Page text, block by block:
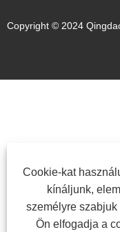
Cookie-kat
kínáljunk,
személyre szabjuk
Ön elfogadja a
Copyright © 2024